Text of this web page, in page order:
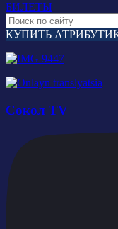
БИЛЕТЫ
КУПИТЬ
Сокол TV